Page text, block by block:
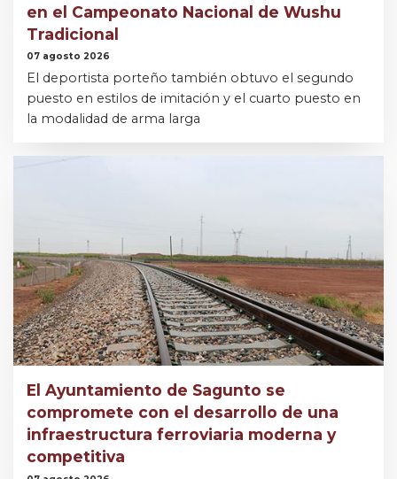
en el Campeonato Nacional de Wushu
Tradicional
07 agosto 2026
El deportista porteño también obtuvo el segundo
puesto en estilos de imitación y el cuarto puesto en
la modalidad de arma larga
El Ayuntamiento de Sagunto se
compromete con el desarrollo de una
infraestructura ferroviaria moderna y
competitiva